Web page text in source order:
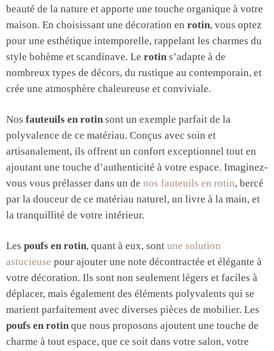
beauté de la nature et apporte une touche organique à votre
maison. En choisissant une décoration en rotin, vous optez
pour une esthétique intemporelle, rappelant les charmes du
style bohème et scandinave. Le rotin s’adapte à de
nombreux types de décors, du rustique au contemporain, et
crée une atmosphère chaleureuse et conviviale.
Nos fauteuils en rotin sont un exemple parfait de la
polyvalence de ce matériau. Conçus avec soin et
artisanalement, ils offrent un confort exceptionnel tout en
ajoutant une touche d’authenticité à votre espace. Imaginez-
vous vous prélasser dans un de nos fauteuils en rotin, bercé
par la douceur de ce matériau naturel, un livre à la main, et
la tranquillité de votre intérieur.
Les poufs en rotin, quant à eux, sont une solution
astucieuse pour ajouter une note décontractée et élégante à
votre décoration. Ils sont non seulement légers et faciles à
déplacer, mais également des éléments polyvalents qui se
marient parfaitement avec diverses pièces de mobilier. Les
poufs en rotin que nous proposons ajoutent une touche de
charme à tout espace, que ce soit dans votre salon, votre